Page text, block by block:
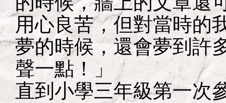
用心良苦，但對當時的
夢的時候，還會夢到許
聲一點！」
直到小學三年級第一次